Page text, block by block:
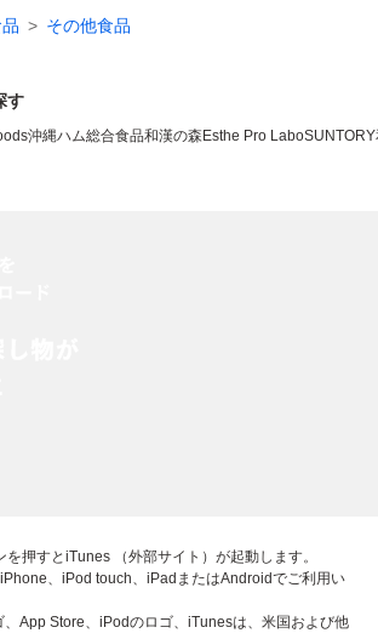
その他食品
す
沖縄ハム総合食品和漢の森 Esthe Pro LaboSUNTORY
を押すとiTunes （外部サイト）が起動します。
iPhone、iPod touch、iPadまたはAndroidでご利用い
、App Store、iPodのロゴ、iTunesは、米国および他